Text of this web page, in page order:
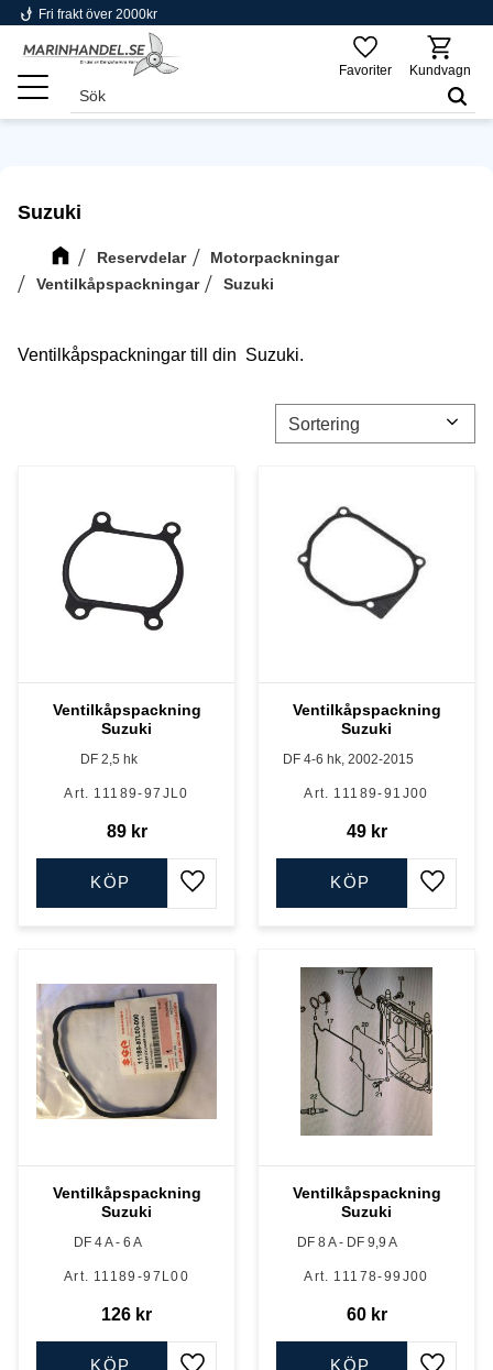
Meny
phishing Fri frakt över 2000kr
Favoriter Kundvagn
Suzuki
Reservdelar
Motorpackningar
Ventilkåpspackningar
Suzuki
Ventilkåpspackningar till din Suzuki.
Välj sortering
Ventilkåpspackning
Suzuki
DF 2,5 hk
11189-97JL0
89kr
Lägg till i favoriter
KÖP
Ventilkåpspackning
Suzuki
DF 4-6 hk, 2002-2015
11189-91J00
49kr
Lägg
KÖP
Ventilkåpspackning
Suzuki
DF 4 A - 6 A
11189-97L00
126 kr
KÖP
Ventilkåpspackning
Suzuki
DF 8 A - DF 9,9 A
11178-99J00
60kr
KÖP